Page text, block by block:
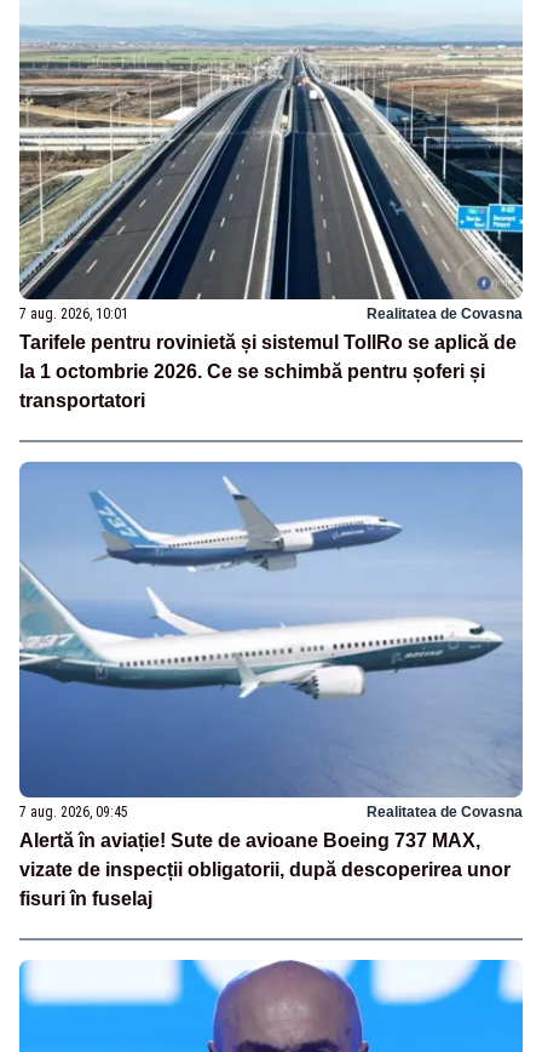
7 aug. 2026, 10:01 Realitatea de Covasna
Tarifele pentru rovinietă și sistemul TollRo se aplică de
la 1 octombrie 2026. Ce se schimbă pentru șoferi și
transportatori
7 aug. 2026, 09:45 Realitatea de Covasna
Alertă în aviație! Sute de avioane Boeing 737 MAX,
vizate de inspecții obligatorii, după descoperirea unor
fisuri în fuselaj